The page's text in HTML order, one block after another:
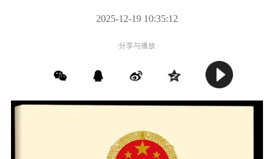
2025-12-19 10:35:12
分享与播放